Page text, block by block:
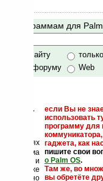
по программам для
по сайту
сайту и форуму
Web
кряки -
если Вы не
использовать
программу для
гаджета, как
пишите свои
о Palm OS.
Там же, во
вы обретёте
реклама
и
Также
особенно